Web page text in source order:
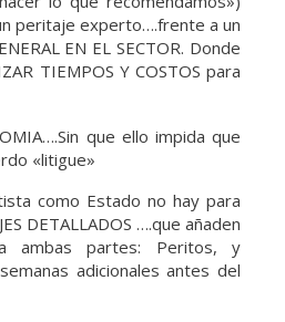
peritaje experto….frente a un
EN EL SECTOR. Donde
TIEMPOS Y COSTOS para
que ello impida que
«litigue»
como Estado no hay para
DETALLADOS ….que añaden
ambas partes: Peritos, y
adicionales antes del